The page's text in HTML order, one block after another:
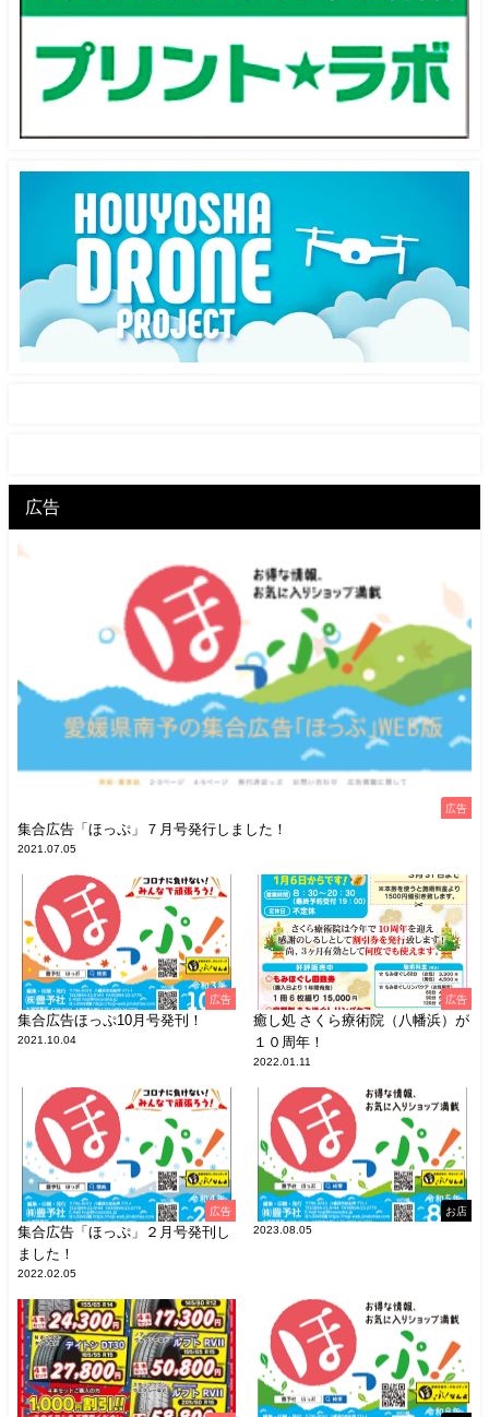
広告
広告
集合広告「ほっぷ」７月号発行しました！
2021.07.05
広告
集合広告ほっぷ10月号発刊！
2021.10.04
広告
癒し処 さくら療術院（八幡浜）が
１０周年！
2022.01.11
広告
集合広告「ほっぷ」２月号発刊し
ました！
2022.02.05
お店
2023.08.05